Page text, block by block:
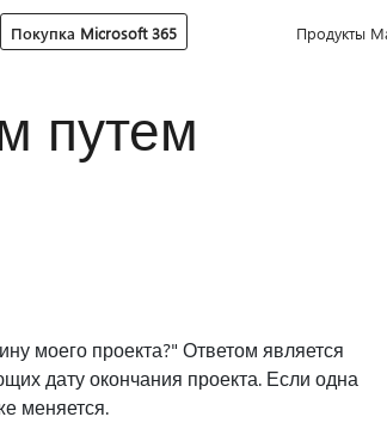
Покупка Microsoft 365 Продукты
путем
моего проекта?" Ответом является
дату окончания проекта. Если одна
меняется.